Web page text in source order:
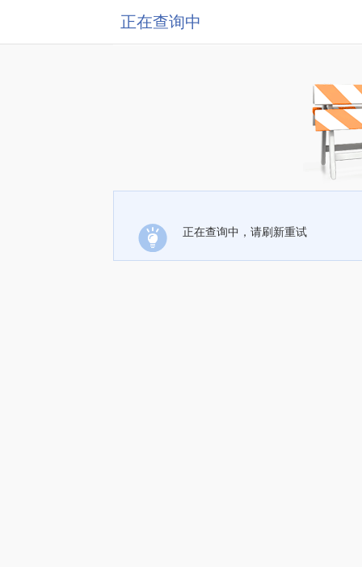
正在查询中
正在查询中，请刷新重试